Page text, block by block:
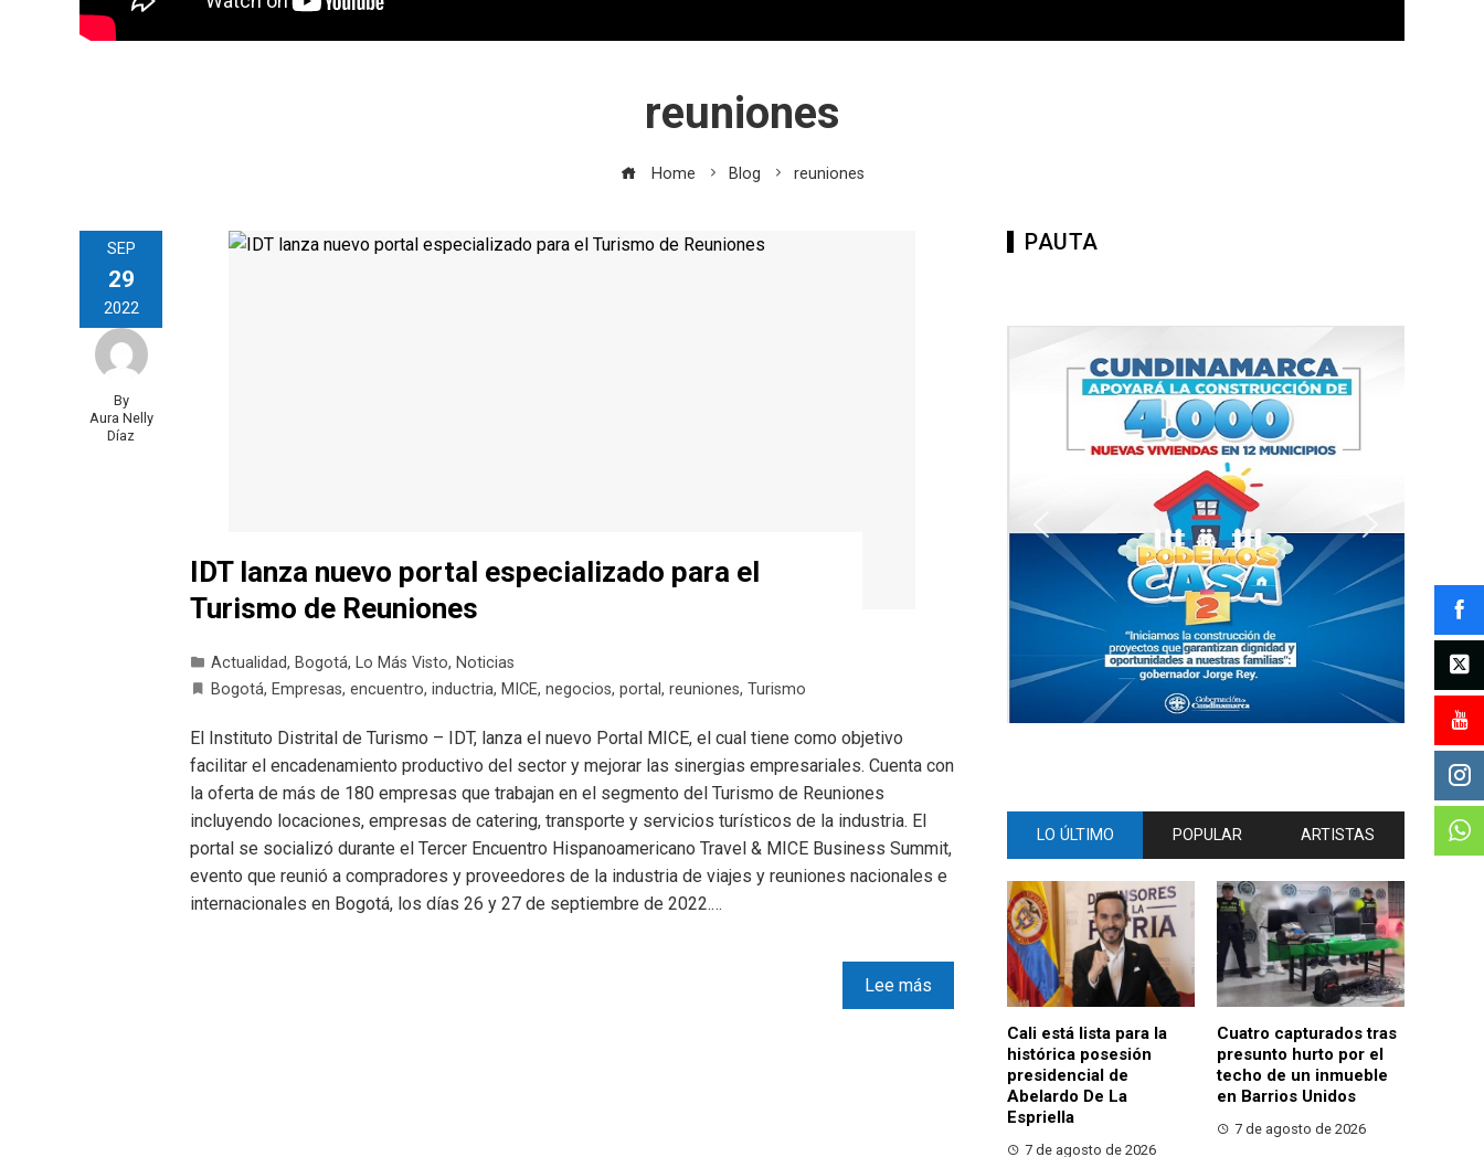
reuniones
Home Blog reuniones
SEP
29
2022
By
Aura Nelly
Díaz
IDT lanza nuevo portal especializado para el
Turismo de Reuniones
Actualidad, Bogotá, Lo Más Visto, Noticias
Bogotá, Empresas, encuentro, inductria, MICE, negocios, portal, reuniones, Turismo
El Instituto Distrital de Turismo – IDT, lanza el nuevo Portal MICE, el cual tiene como objetivo
facilitar el encadenamiento productivo del sector y mejorar las sinergias empresariales. Cuenta con
la oferta de más de 180 empresas que trabajan en el segmento del Turismo de Reuniones
incluyendo locaciones, empresas de catering, transporte y servicios turísticos de la industria. El
portal se socializó durante el Tercer Encuentro Hispanoamericano Travel & MICE Business Summit,
evento que reunió a compradores y proveedores de la industria de viajes y reuniones nacionales e
internacionales en Bogotá, los días 26 y 27 de septiembre de 2022.…
Lee más
PAUTA
LO ÚLTIMO POPULAR ARTISTAS
Cali está lista para la
histórica posesión
presidencial de
Abelardo De La
Espriella
7 de agosto de 2026
Cuatro capturados tras
presunto hurto por el
techo de un inmueble
en Barrios Unidos
7 de agosto de 2026